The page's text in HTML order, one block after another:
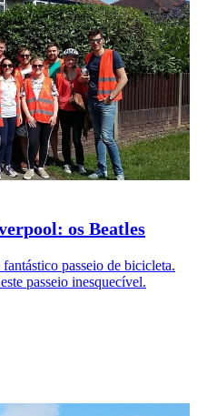
os Beatles
passeio de bicicleta.
passeio inesquecível.